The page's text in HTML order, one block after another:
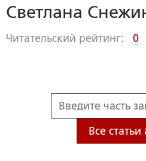
Светлана
Читательский рейтинг: 0
Все статьи